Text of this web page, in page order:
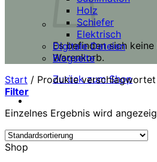
Es befinden sich
Warenkorb.
Zurück zum Shop
Holz
Schiefer
Elektrisch
Digitale Dateien
Blogseite
Start / Produkte verschlagwortet
Filter
Einzelnes Ergebnis wird
Shop